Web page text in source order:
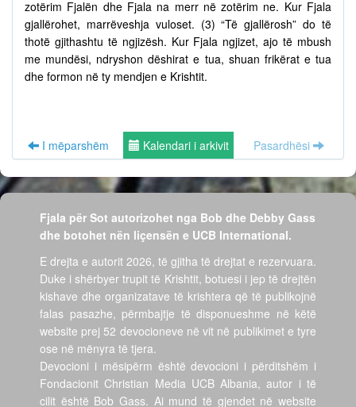
zotërim Fjalën dhe Fjala na merr në zotërim ne. Kur Fjala
gjallërohet, marrëveshja vuloset. (3) “Të gjallërosh” do të
thotë gjithashtu të ngjizësh. Kur Fjala ngjizet, ajo të mbush
me mundësi, ndryshon dëshirat e tua, shuan frikërat e tua
dhe formon në ty mendjen e Krishtit.
I mëparshëm Kalendari i arkivit Pasardhësi
Fjala për Sot autorizohet nga Bob dhe Debby Gass
dhe botohet nën liçensën e UCB International.
E drejta e autorit 2026, të gjitha të drejtat e rezervuara.
Duke i shërbyer trupit të Krishtit, botuesi i jep të drejtën
kishave dhe organizatave të krishtera që të publikojnë
falas pasazhe, përmbajtje të disponueshme në këtë
website prej 52 devocioneve në vit në publikimet e tyre
ose në mënyra të tjera.
Devocioni i mësipërm është devocioni i përditshëm i
Fondacionit Christian Media UCB Albania, autor i të
cilit është Bob Gass. Ai mund të gjendet në website